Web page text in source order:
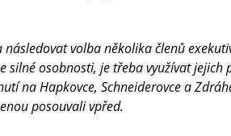
volba několika členů
osobnosti, je třeba využívat jejich
na Hapkovce, Schneiderovce a
posouvali vpřed.